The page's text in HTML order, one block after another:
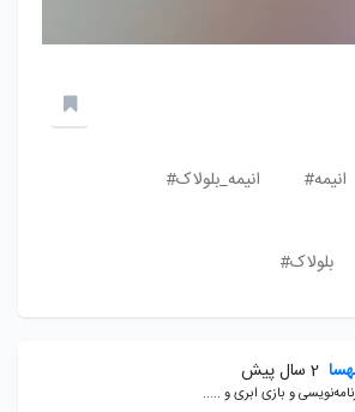
انیمه# انیمه_بلولاک#
بلولاک#
2 سال پیش
و بازی ابری و .....